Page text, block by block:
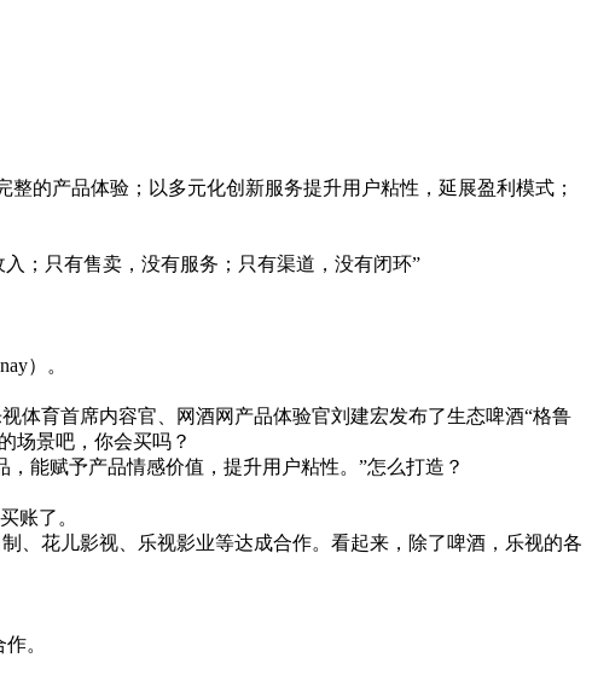
的产品体验；以多元化创新服务提升用户粘性，延展盈利模式；
；只有售卖，没有服务；只有渠道，没有闭环”
）。
育首席内容官、网酒网产品体验官刘建宏发布了生态啤酒“格鲁
场景吧，你会买吗？
能赋予产品情感价值，提升用户粘性。”怎么打造？
账了。
花儿影视、乐视影业等达成合作。看起来，除了啤酒，乐视的各
。